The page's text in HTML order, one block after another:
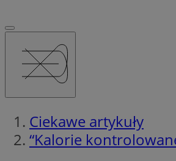
Ciekawe artykuły
“Kalorie